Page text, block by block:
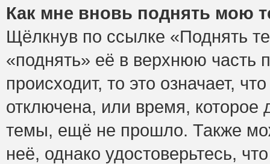
Как мне вновь поднять мою
Щёлкнув по ссылке «Поднять
«поднять» её в верхнюю часть
происходит, то это означает,
отключена, или время, которое
темы, ещё не прошло. Также
неё, однако удостоверьтесь,